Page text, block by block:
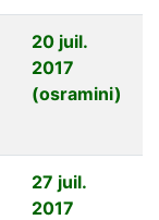
20 juil.
2017
(osramini)
27 juil.
2017